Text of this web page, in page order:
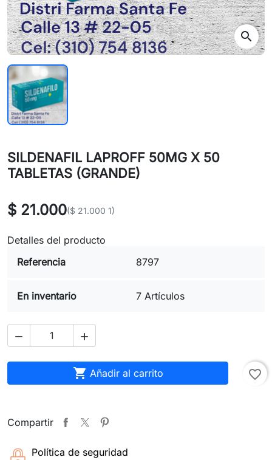
search
SILDENAFIL LAPROFF 50MG X 50
TABLETAS (GRANDE)
$ 21.000($ 21.000 1)
Detalles del producto
Referencia
8797
En inventario 7 Artículos
 
 Añadir al carrito favorite_border
Compartir
Política de seguridad